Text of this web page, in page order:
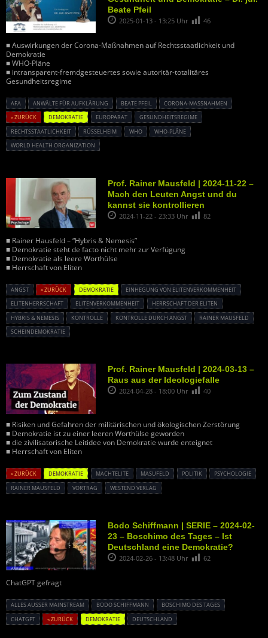
Beate Pfeil
2025-01-13 - 13:25 Uhr 46
■ Auswirkungen der Corona-Maßnahmen auf Rechtsstaatlichkeit und
Demokratie
■ WHO-Pläne
■ intransparent-fremdgesteuertes sowie autoritär-totalitäres
Gesundheitsregime
AFA ANWÄLTE FÜR AUFKLÄRUNG BEATE PFEIL
CORONA-MASSNAHMEN
« ZURÜCK
DEMOKRATIE EUROPARAT
GESUNDHEITSREGIME
RECHTSSTAATLICHKEIT
RÜSSELHEIM WHO
WHO-PLÄNE
WORLD HEALTH ORGANIZATION
Prof. Rainer Mausfeld | 2024-11-22 –
Mach den Leuten Angst und du
kannst sie kontrollieren
2024-11-22 - 23:33 Uhr 82
■ Rainer Hausfeld – “Hybris & Nemesis”
■ Demokratie steht de facto nicht mehr zur Verfügung
■ Demokratie als leere Worthülse
■ Herrschaft von Eliten
ANGST « ZURÜCK DEMOKRATIE
EINHEGUNG VON ELITENVERKOMMENHEIT
ELITENHERRSCHAFT
ELITENVERKOMMENHEIT
HERRSCHAFT DER ELITEN
HYBRIS & NEMESIS
KONTROLLE KONTROLLE DURCH ANGST
RAINER MAUSFELD
SCHEINDEMOKRATIE
Prof. Rainer Mausfeld | 2024-03-13 –
Raus aus der Ideologiefalle
2024-04-28 - 18:00 Uhr 40
■ Risiken und Gefahren der militärischen und ökologischen Zerstörung
■ Demokratie ist zu einer leeren Worthülse geworden
■ die zivilisatorische Leitidee von Demokratie wurde enteignet
■ Herrschaft von Eliten
« ZURÜCK DEMOKRATIE MACHTELITE MASUFELD POLITIK
PSYCHOLOGIE
RAINER MAUSFELD
VORTRAG WESTEND VERLAG
Bodo Schiffmann | SERIE – 2024-02-
23 – Boschimo des Tages – Ist
Deutschland eine Demokratie?
2024-02-26 - 13:48 Uhr 62
ChatGPT gefragt
ALLES AUSSER MAINSTREAM BODO SCHIFFMANN
BOSCHIMO DES TAGES
CHATGPT
« ZURÜCK DEMOKRATIE DEUTSCHLAND